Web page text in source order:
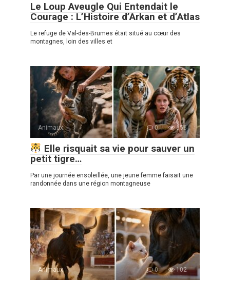
Le Loup Aveugle Qui Entendait le
Courage : L’Histoire d’Arkan et d’Atlas
Le refuge de Val-des-Brumes était situé au cœur des
montagnes, loin des villes et
Animaux 0 656
Elle risquait sa vie pour sauver un
petit tigre…
Par une journée ensoleillée, une jeune femme faisait une
randonnée dans une région montagneuse
Animaux 0 102